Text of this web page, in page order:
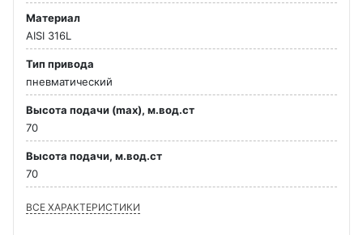
Материал
AISI 316L
Тип привода
пневматический
Высота подачи (max), м.вод.ст
70
Высота подачи, м.вод.ст
70
ВСЕ ХАРАКТЕРИСТИКИ